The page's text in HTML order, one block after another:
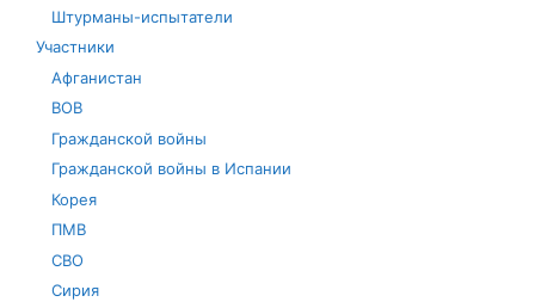
Штурманы-испытатели
Участники
Афганистан
ВОВ
Гражданской войны
Гражданской войны в Испании
Корея
ПМВ
СВО
Сирия